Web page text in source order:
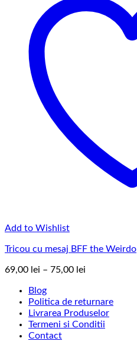
Add to Wishlist
Tricou cu mesaj BFF the Weirdo
69,00 lei – 75,00 lei
69,00 lei
până
la
Blog
Politica de returnare
Livrarea Produselor
Termeni si Conditii
Contact